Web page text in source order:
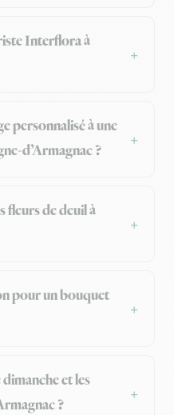
Interflora à
personnalisé à une
d’Armagnac ?
fleurs de deuil à
pour un bouquet
et les
?